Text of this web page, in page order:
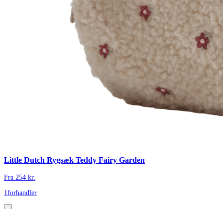
Little Dutch Rygsæk Teddy Fairy Garden
Fra 254 kr.
1forhandler